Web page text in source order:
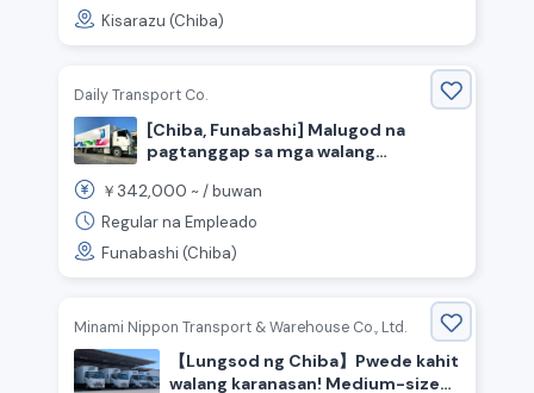
Railway Group!
Kisarazu (Chiba)
Daily Transport Co.
[Chiba, Funabashi] Malugod na
pagtanggap sa mga walang
mga driver ng delivery ng
convenience store.
￥ 342,000 ~ /buwan
Regular na Empleado
Funabashi (Chiba)
Minami Nippon Transport & Warehouse Co., Ltd.
【Lungsod ng Chiba】Pwede kahit
walang karanasan! Medium-size